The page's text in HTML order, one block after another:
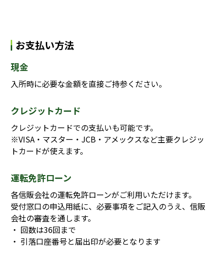
お支払い方法
現金
入所時に必要な金額を直接ご持参ください。
クレジットカード
クレジットカードでの支払いも可能です。
※VISA・マスター・JCB・アメックスなど主要クレジッ
トカードが使えます。
運転免許ローン
各信販会社の運転免許ローンがご利用いただけます。
受付窓口の申込用紙に、必要事項をご記入のうえ、信販
会社の審査を通します。
・ 回数は36回まで
・ 引落口座番号と届出印が必要となります